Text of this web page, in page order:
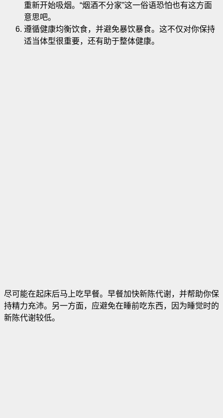
重新开始吸烟。“烟酒不分家”这一俗语恐怕也有这方面
意思吧。
遵循健康均衡饮食，并避免暴饮暴食。这不仅对你保持
适当体型很重要，还有助于整体健康。
尽可能在起床后马上吃早餐。早餐加快新陈代谢，并帮助你保
持精力充沛。另一方面，应避免在睡前吃东西，因为睡觉时的
新陈代谢较低。